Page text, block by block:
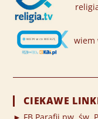
wiem
CIEKAWE
► FB Parafii pw. św.